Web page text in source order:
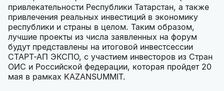
привлекательности Республики Татарстан, а также
привлечения реальных инвестиций в экономику
республики и страны в целом. Таким образом,
лучшие проекты из числа заявленных на форум
будут представлены на итоговой инвестсессии
СТАРТ-АП ЭКСПО, с участием инвесторов из Стран
ОИС и Российской федерации, которая пройдет 20
мая в рамках KAZANSUMMIT.